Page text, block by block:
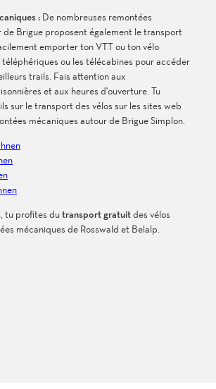
: De nombreuses remontées
de Brigue proposent également le transport
emporter ton VTT ou ton vélo
ou les télécabines pour accéder
trails. Fais attention aux
et aux heures d'ouverture. Tu
sur le transport des vélos sur les sites web
mécaniques autour de Brigue Simplon.
, tu profites dutransport gratuitdes vélos
mécaniques de Rosswald et Belalp.